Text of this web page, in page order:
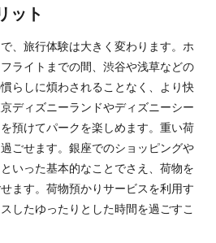
ット
、旅行体験は大きく変わります。ホ
ライトまでの間、渋谷や浅草などの
らしに煩わされることなく、より快
ディズニーランドやディズニーシー
預けてパークを楽しめます。重い荷
ごせます。銀座でのショッピングや
いった基本的なことでさえ、荷物を
ます。荷物預かりサービスを利用す
したゆったりとした時間を過ごすこ